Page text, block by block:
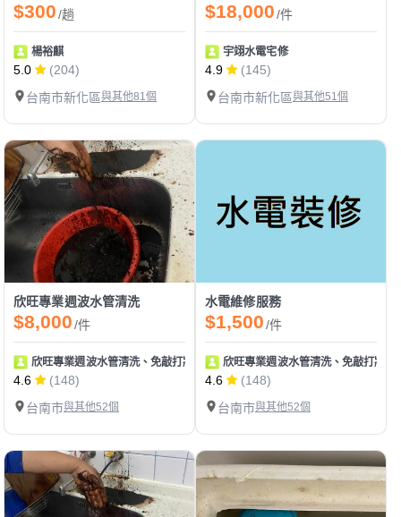
$300/趟
楊裕麒
5.0
(204)
台南市新化區與其他81個
$18,000/件
宇翊水電宅修
4.9
(145)
台南市新化區與其他51個
欣旺專業週波水管清洗
$8,000/件
欣旺專業週波水管清洗、免敲打牆壁補漏、冷氣清洗、排油煙機清洗、水電
4.6
(148)
台南市與其他52個
水電維修服務
$1,500/件
欣旺專業週波水管清洗、免敲打牆
4.6
(148)
台南市與其他52個